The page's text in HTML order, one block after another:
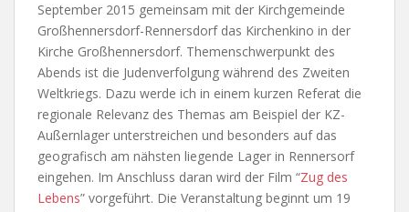
September 2015 gemeinsam mit der Kirchgemeinde
Großhennersdorf-Rennersdorf das Kirchenkino in der
Kirche Großhennersdorf. Themenschwerpunkt des
Abends ist die Judenverfolgung während des Zweiten
Weltkriegs. Dazu werde ich in einem kurzen Referat die
regionale Relevanz des Themas am Beispiel der KZ-
Außernlager unterstreichen und besonders auf das
geografisch am nähsten liegende Lager in Rennersorf
eingehen. Im Anschluss daran wird der Film “Zug des
Lebens” vorgeführt. Die Veranstaltung beginnt um 19